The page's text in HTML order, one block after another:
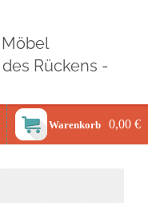
Rückens -
Warenkorb 0,00 €